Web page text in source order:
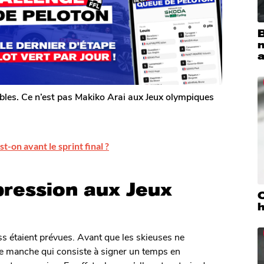
Ce n’est pas Makiko Arai aux Jeux olympiques
on avant le sprint final ?
aux Jeux
étaient prévues. Avant que les skieuses ne
manche qui consiste à signer un temps en